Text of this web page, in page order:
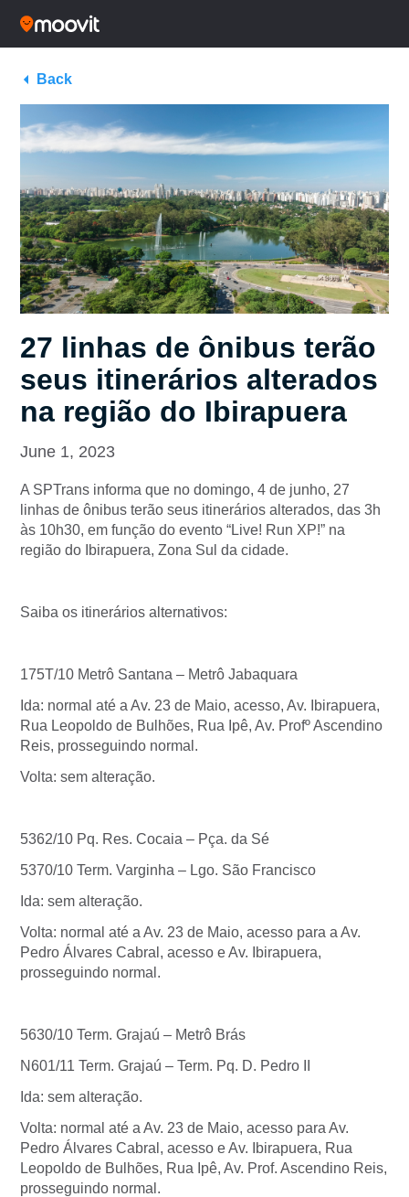
Back
27 linhas de ônibus terão
seus itinerários alterados
na região do Ibirapuera
June 1, 2023
A SPTrans informa que no domingo, 4 de junho, 27
linhas de ônibus terão seus itinerários alterados, das 3h
às 10h30, em função do evento “Live! Run XP!” na
região do Ibirapuera, Zona Sul da cidade.
Saiba os itinerários alternativos:
175T/10 Metrô Santana – Metrô Jabaquara
Ida: normal até a Av. 23 de Maio, acesso, Av. Ibirapuera,
Rua Leopoldo de Bulhões, Rua Ipê, Av. Profº Ascendino
Reis, prosseguindo normal.
Volta: sem alteração.
5362/10 Pq. Res. Cocaia – Pça. da Sé
5370/10 Term. Varginha – Lgo. São Francisco
Ida: sem alteração.
Volta: normal até a Av. 23 de Maio, acesso para a Av.
Pedro Álvares Cabral, acesso e Av. Ibirapuera,
prosseguindo normal.
5630/10 Term. Grajaú – Metrô Brás
N601/11 Term. Grajaú – Term. Pq. D. Pedro II
Ida: sem alteração.
Volta: normal até a Av. 23 de Maio, acesso para Av.
Pedro Álvares Cabral, acesso e Av. Ibirapuera, Rua
Leopoldo de Bulhões, Rua Ipê, Av. Prof. Ascendino Reis,
prosseguindo normal.